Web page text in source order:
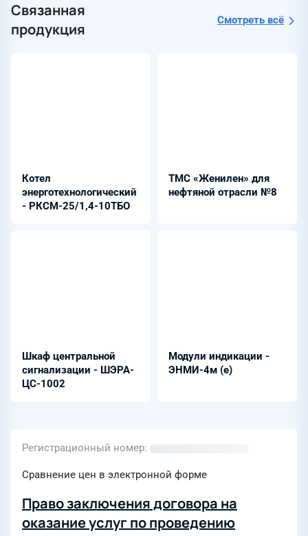
Связанная
продукция
Смотреть всё
Котел
энерготехнологический
- РКСМ-25/1,4-10ТБО
ТМС «Женилен» для
нефтяной отрасли №8
Шкаф центральной
сигнализации - ШЭРА-
ЦС-1002
Модули индикации -
ЭНМИ-4м (е)
Регистрационный номер
Сравнение цен в электронной форме
Право заключения договора на
оказание услуг по проведению